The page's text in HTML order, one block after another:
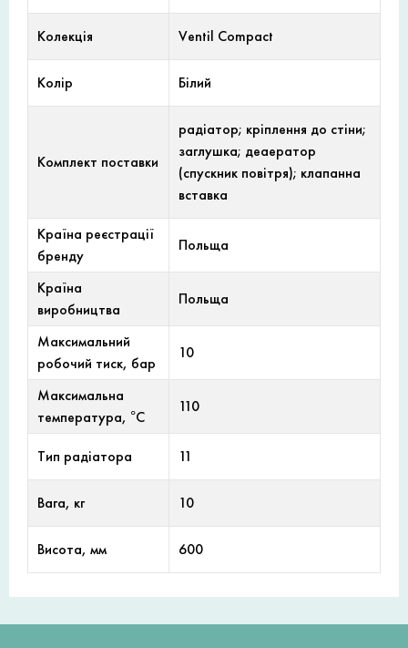
Колекція Ventil Compact
Колір Білий
Комплект поставки
радіатор; кріплення до стіни;
заглушка; деаератор
(спускник повітря); клапанна
вставка
Країна реєстрації
бренду
Польща
Країна
виробництва
Польща
Максимальний
робочий тиск, бар
10
Максимальна
температура, °С
110
Тип радіатора 11
Вага, кг 10
Висота, мм 600